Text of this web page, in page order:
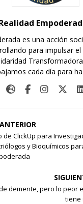
es una acción
para impulsar
cada día para
ANTERIOR
de ClickUp para
y Bioquímicos
demente, pero lo peor
tiene